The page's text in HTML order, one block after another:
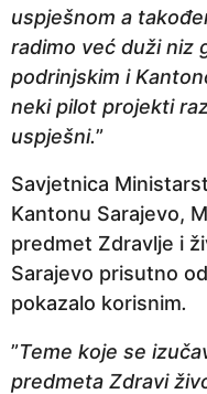
uspješnom a
radimo već duži niz
podrinjskim i
neki pilot projekti
uspješni.”
Savjetnica
Kantonu Sarajevo,
predmet Zdravlje i
Sarajevo prisutno
pokazalo korisnim.
”Teme koje se
predmeta Zdravi